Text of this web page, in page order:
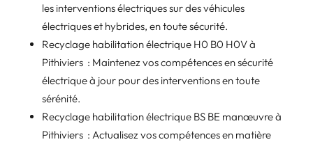
les interventions électriques sur des véhicules
électriques et hybrides, en toute sécurité.
Recyclage habilitation électrique H0 B0 H0V à
Pithiviers : Maintenez vos compétences en sécurité
électrique à jour pour des interventions en toute
sérénité.
Recyclage habilitation électrique BS BE manœuvre à
Pithiviers : Actualisez vos compétences en matière